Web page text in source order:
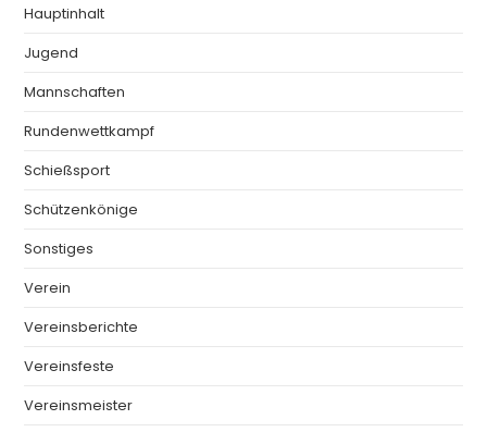
Hauptinhalt
Jugend
Mannschaften
Rundenwettkampf
Schießsport
Schützenkönige
Sonstiges
Verein
Vereinsberichte
Vereinsfeste
Vereinsmeister